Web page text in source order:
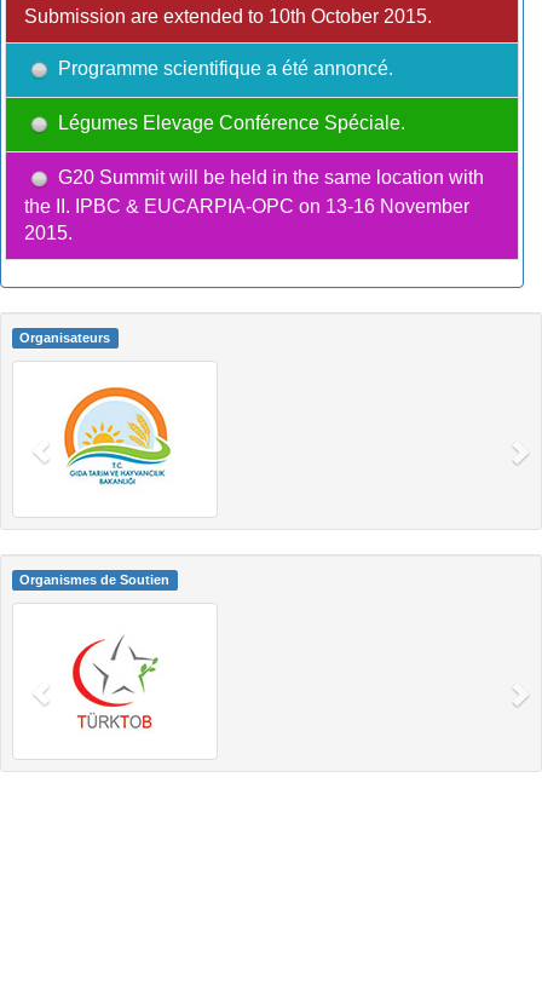
Submission are extended to 10th October 2015.
Programme scientifique a été annoncé.
Légumes Elevage Conférence Spéciale.
G20 Summit will be held in the same location with
the II. IPBC & EUCARPIA-OPC on 13-16 November
2015.
Organisateurs
Organismes de Soutien